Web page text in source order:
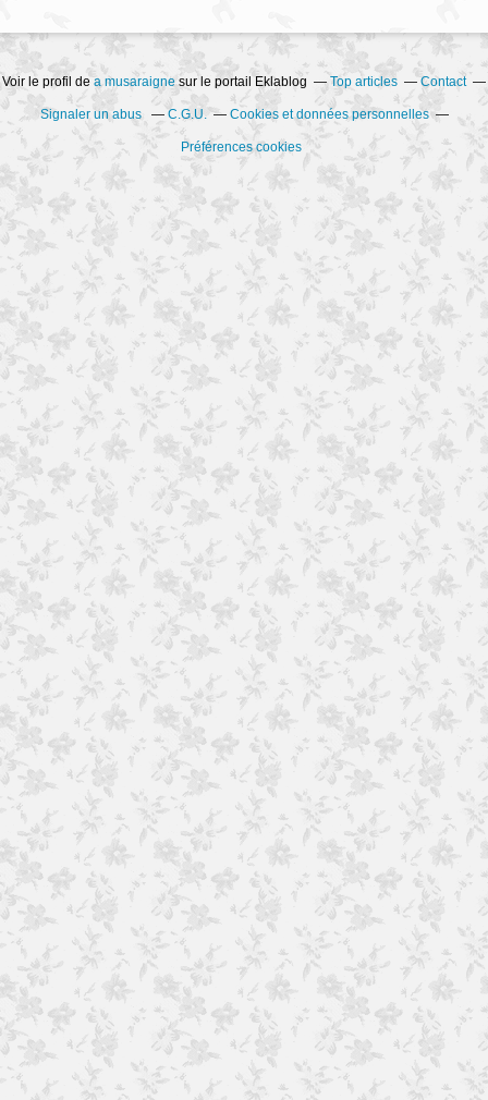
Voir le profil de a musaraigne sur le portail Eklablog Top articles Contact
Signaler un abus C.G.U. Cookies et données personnelles
Préférences cookies